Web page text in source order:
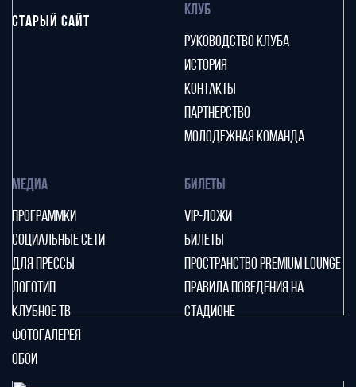
СТАРЫЙ САЙТ
КЛУБ
РУКОВОДСТВО КЛУБА
ИСТОРИЯ
КОНТАКТЫ
ПАРТНЕРСТВО
МОЛОДЕЖНАЯ КОМАНДА
МЕДИА
ПРОГРАММКИ
СОЦИАЛЬНЫЕ СЕТИ
ДЛЯ ПРЕССЫ
ЛОГОТИП
КЛУБНОЕ ТВ
ФОТОГАЛЕРЕЯ
ОБОИ
БИЛЕТЫ
VIP-ЛОЖИ
БИЛЕТЫ
ПРОСТРАНСТВО PREMIUM LOUNGE
ПРАВИЛА ПОВЕДЕНИЯ НА
СТАДИОНЕ